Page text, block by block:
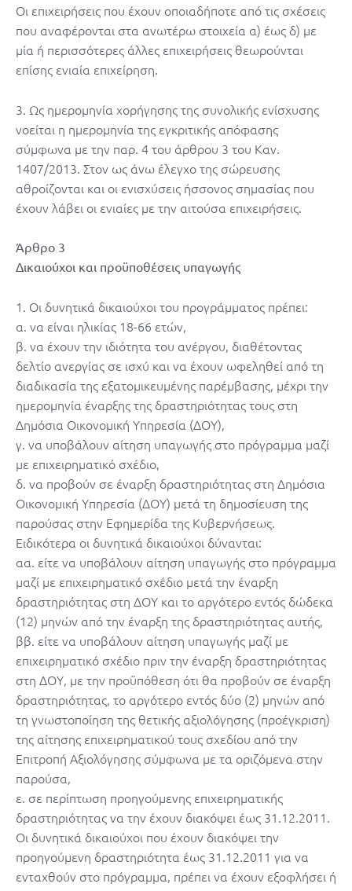
Οι επιχειρήσεις που έχουν οποιαδήποτε από τις σχέσεις
που αναφέρονται στα ανωτέρω στοιχεία α) έως δ) με
μία ή περισσότερες άλλες επιχειρήσεις θεωρούνται
επίσης ενιαία επιχείρηση.
3. Ως ημερομηνία χορήγησης της συνολικής ενίσχυσης
νοείται η ημερομηνία της εγκριτικής απόφασης
σύμφωνα με την παρ. 4 του άρθρου 3 του Καν.
1407/2013. Στον ως άνω έλεγχο της σώρευσης
αθροίζονται και οι ενισχύσεις ήσσονος σημασίας που
έχουν λάβει οι ενιαίες με την αιτούσα επιχειρήσεις.
Άρθρο 3
Δικαιούχοι και προϋποθέσεις υπαγωγής
1. Οι δυνητικά δικαιούχοι του προγράμματος πρέπει:
α. να είναι ηλικίας 18-66 ετών,
β. να έχουν την ιδιότητα του ανέργου, διαθέτοντας
δελτίο ανεργίας σε ισχύ και να έχουν ωφεληθεί από τη
διαδικασία της εξατομικευμένης παρέμβασης, μέχρι την
ημερομηνία έναρξης της δραστηριότητας τους στη
Δημόσια Οικονομική Υπηρεσία (ΔΟΥ),
γ. να υποβάλουν αίτηση υπαγωγής στο πρόγραμμα μαζί
με επιχειρηματικό σχέδιο,
δ. να προβούν σε έναρξη δραστηριότητας στη Δημόσια
Οικονομική Υπηρεσία (ΔΟΥ) μετά τη δημοσίευση της
παρούσας στην Εφημερίδα της Κυβερνήσεως.
Ειδικότερα οι δυνητικά δικαιούχοι δύνανται:
αα. είτε να υποβάλουν αίτηση υπαγωγής στο πρόγραμμα
μαζί με επιχειρηματικό σχέδιο μετά την έναρξη
δραστηριότητας στη ΔΟΥ και το αργότερο εντός δώδεκα
(12) μηνών από την έναρξη της δραστηριότητας αυτής,
ββ. είτε να υποβάλουν αίτηση υπαγωγής μαζί με
επιχειρηματικό σχέδιο πριν την έναρξη δραστηριότητας
στη ΔΟΥ, με την προϋπόθεση ότι θα προβούν σε έναρξη
δραστηριότητας, το αργότερο εντός δύο (2) μηνών από
τη γνωστοποίηση της θετικής αξιολόγησης (προέγκριση)
της αίτησης επιχειρηματικού τους σχεδίου από την
Επιτροπή Αξιολόγησης σύμφωνα με τα οριζόμενα στην
παρούσα,
ε. σε περίπτωση προηγούμενης επιχειρηματικής
δραστηριότητας να την έχουν διακόψει έως 31.12.2011.
Οι δυνητικά δικαιούχοι που έχουν διακόψει την
προηγούμενη δραστηριότητα έως 31.12.2011 για να
ενταχθούν στο πρόγραμμα, πρέπει να έχουν εξοφλήσει ή